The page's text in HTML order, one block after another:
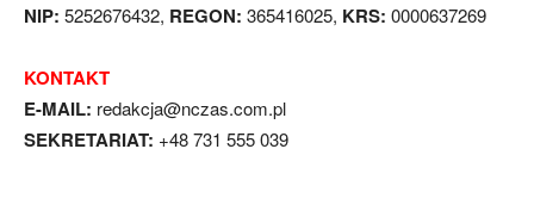
NIP: 5252676432, REGON: 365416025, KRS: 0000637269
KONTAKT
E-MAIL: redakcja@nczas.com.pl
SEKRETARIAT: +48 731 555 039